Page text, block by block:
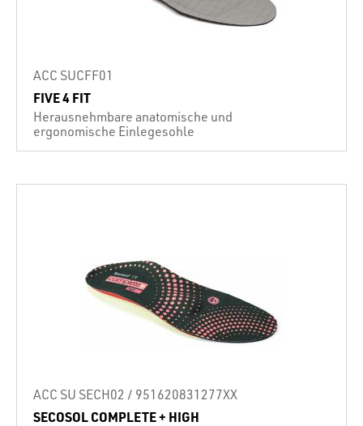
ACC SUCFF01
FIVE 4 FIT
Herausnehmbare anatomische und
ergonomische Einlegesohle
ACC SU SECH02 / 951620831277XX
SECOSOL COMPLETE + HIGH